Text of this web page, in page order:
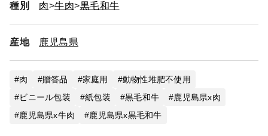
種別 肉 牛肉 黒毛和牛
産地 鹿児島県
肉 贈答品 家庭用
動物性堆肥不使用
ビニール包装
紙包装 黒毛和牛
鹿児島県x肉
鹿児島県x牛肉
鹿児島県x黒毛和牛